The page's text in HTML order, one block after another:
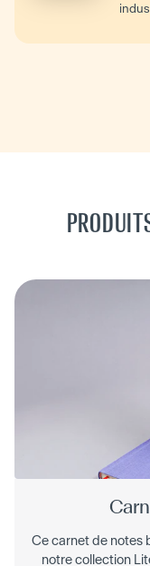
en...
Ce carnet de notes
notre collection